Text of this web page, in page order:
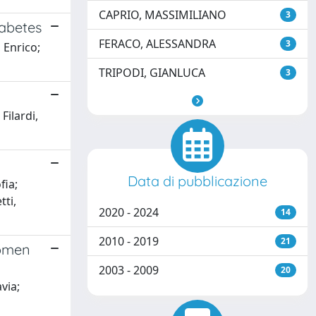
CAPRIO, MASSIMILIANO 3
FERACO, ALESSANDRA 3
TRIPODI, GIANLUCA 3
Data di pubblicazione
2020 - 2024 14
2010 - 2019 21
2003 - 2009 20